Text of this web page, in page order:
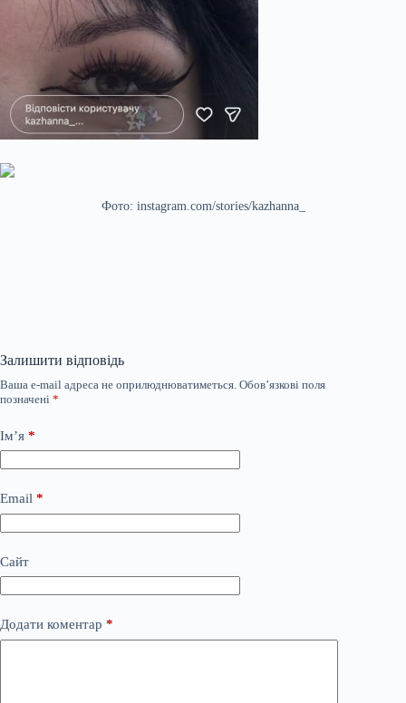
Фото: instagram.com/stories/kazhanna_
Залишити відповідь
Ваша e-mail адреса не оприлюднюватиметься. Обов’язкові поля
позначені *
Ім’я *
Email *
Сайт
Додати коментар *